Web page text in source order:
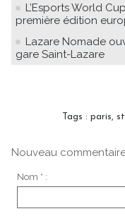
L’Esports World
première édition
Lazare Nomade
gare Saint-Lazare
Tags : paris,
Nouveau
Nom * :